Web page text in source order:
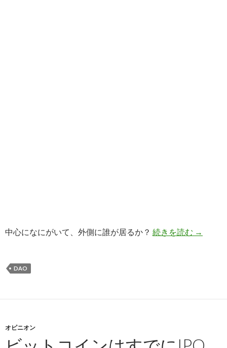
中心になにがいて、外側に誰が居るか？ 続きを読む 契約が
→
DAO
オピニオン